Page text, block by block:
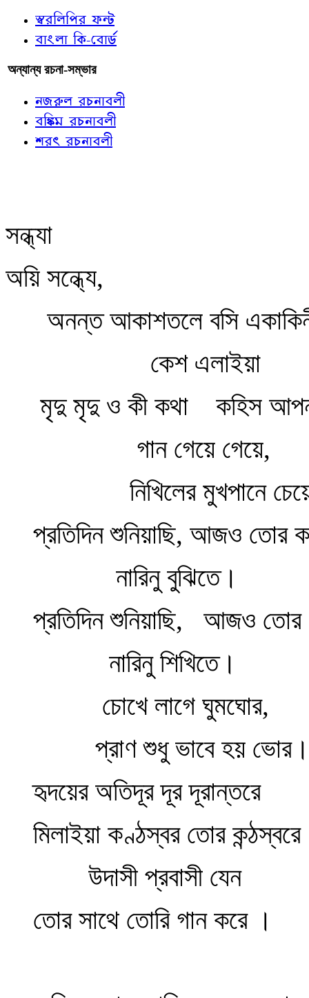
স্বরলিপির ফন্ট
বাংলা কি-বোর্ড
অন্যান্য রচনা-সম্ভার
নজরুল রচনাবলী
বঙ্কিম রচনাবলী
শরৎ রচনাবলী
সন্ধ্যা
অয়ি সন্ধ্যে,
অনন্ত আকাশতলে বসি
কেশ এলাইয়া
মৃদু মৃদু ও কী কথা
কহিস
গান গেয়ে গেয়ে,
নিখিলের মুখপানে
প্রতিদিন শুনিয়াছি, আজও তোর
নারিনু বুঝিতে।
প্রতিদিন শুনিয়াছি,
আজও তোর
নারিনু শিখিতে।
চোখে লাগে ঘুমঘোর,
প্রাণ শুধু ভাবে হয় ভোর।
হৃদয়ের অতিদূর দূর দূরান্তরে
মিলাইয়া কণ্ঠস্বর তোর কন্ঠস্বরে
উদাসী প্রবাসী যেন
তোর সাথে তোরি গান করে ।